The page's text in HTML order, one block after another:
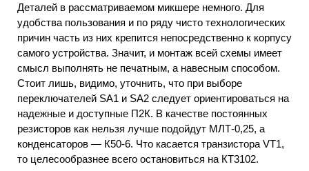
Деталей в рассматриваемом микшере немного. Для
удобства пользования и по ряду чисто технологических
причин часть из них крепится непосредственно к корпусу
самого устройства. Значит, и монтаж всей схемы имеет
смысл выполнять не печатным, а навесным способом.
Стоит лишь, видимо, уточнить, что при выборе
переключателей SA1 и SA2 следует ориентироваться на
надежные и доступные П2К. В качестве постоянных
резисторов как нельзя лучше подойдут МЛТ-0,25, а
конденсаторов — К50-6. Что касается транзистора VT1,
то целесообразнее всего остановиться на КТ3102.